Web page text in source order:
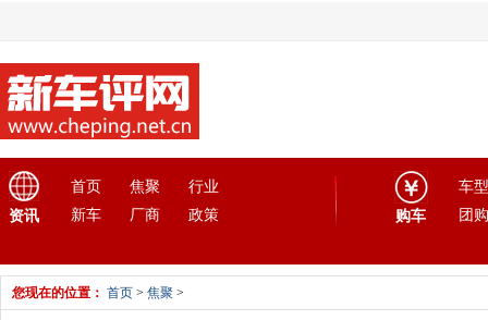
资讯
首页 焦聚
行业
新车
厂商 政策 购车
车型
团购
您现在的位置： 首页 > 焦聚 >